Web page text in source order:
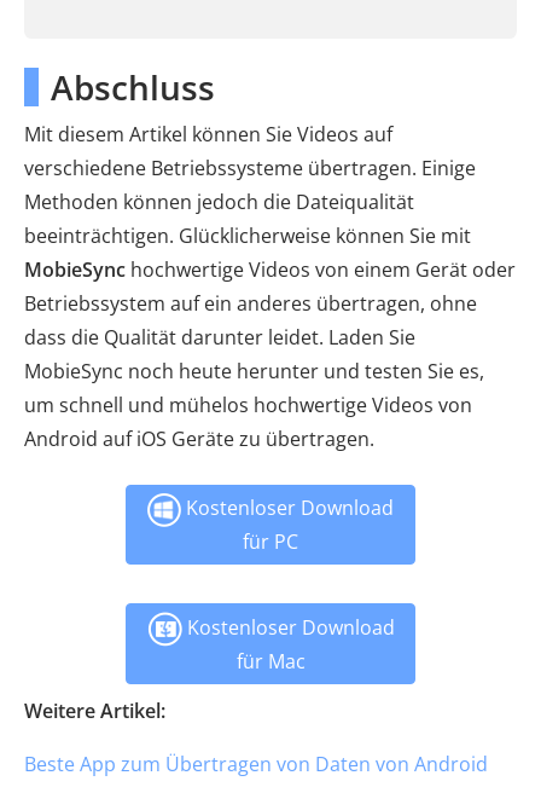
Abschluss
Mit diesem Artikel können Sie Videos auf
verschiedene Betriebssysteme übertragen. Einige
Methoden können jedoch die Dateiqualität
beeinträchtigen. Glücklicherweise können Sie mit
MobieSync hochwertige Videos von einem Gerät oder
Betriebssystem auf ein anderes übertragen, ohne
dass die Qualität darunter leidet. Laden Sie
MobieSync noch heute herunter und testen Sie es,
um schnell und mühelos hochwertige Videos von
Android auf iOS Geräte zu übertragen.
Kostenloser Download
für PC
Kostenloser Download
für Mac
Weitere Artikel:
Beste App zum Übertragen von Daten von Android